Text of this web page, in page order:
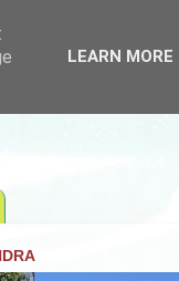
LEARN MORE